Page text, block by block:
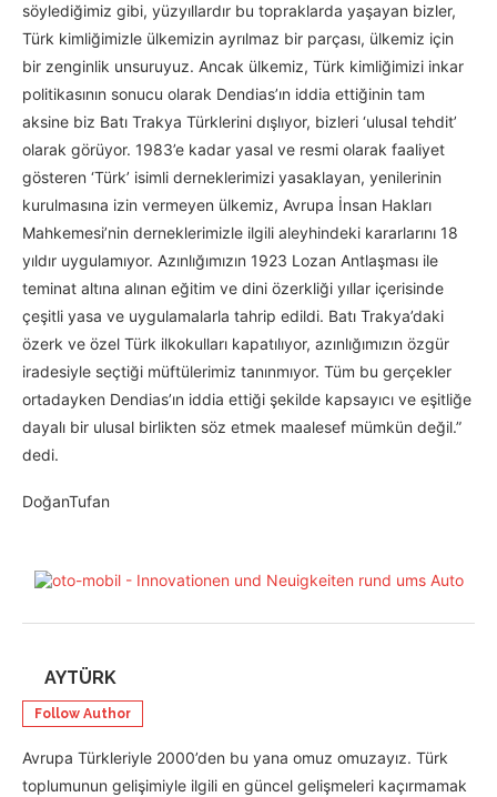
söylediğimiz gibi, yüzyıllardır bu topraklarda yaşayan bizler,
Türk kimliğimizle ülkemizin ayrılmaz bir parçası, ülkemiz için
bir zenginlik unsuruyuz. Ancak ülkemiz, Türk kimliğimizi inkar
politikasının sonucu olarak Dendias’ın iddia ettiğinin tam
aksine biz Batı Trakya Türklerini dışlıyor, bizleri ‘ulusal tehdit’
olarak görüyor. 1983’e kadar yasal ve resmi olarak faaliyet
gösteren ‘Türk’ isimli derneklerimizi yasaklayan, yenilerinin
kurulmasına izin vermeyen ülkemiz, Avrupa İnsan Hakları
Mahkemesi’nin derneklerimizle ilgili aleyhindeki kararlarını 18
yıldır uygulamıyor. Azınlığımızın 1923 Lozan Antlaşması ile
teminat altına alınan eğitim ve dini özerkliği yıllar içerisinde
çeşitli yasa ve uygulamalarla tahrip edildi. Batı Trakya’daki
özerk ve özel Türk ilkokulları kapatılıyor, azınlığımızın özgür
iradesiyle seçtiği müftülerimiz tanınmıyor. Tüm bu gerçekler
ortadayken Dendias’ın iddia ettiği şekilde kapsayıcı ve eşitliğe
dayalı bir ulusal birlikten söz etmek maalesef mümkün değil.”
dedi.
DoğanTufan
AYTÜRK
Follow Author
Avrupa Türkleriyle 2000’den bu yana omuz omuzayız. Türk
toplumunun gelişimiyle ilgili en güncel gelişmeleri kaçırmamak